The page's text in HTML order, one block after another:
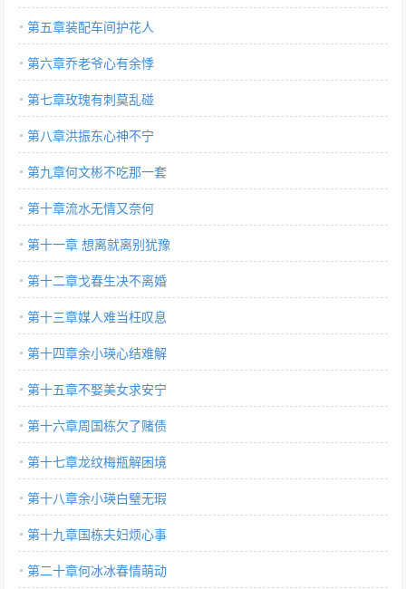
第五章装配车间护花人
第六章乔老爷心有余悸
第七章玫瑰有刺莫乱碰
第八章洪振东心神不宁
第九章何文彬不吃那一套
第十章流水无情又奈何
第十一章 想离就离别犹豫
第十二章戈春生决不离婚
第十三章媒人难当枉叹息
第十四章余小瑛心结难解
第十五章不娶美女求安宁
第十六章周国栋欠了赌债
第十七章龙纹梅瓶解困境
第十八章余小瑛白璧无瑕
第十九章国栋夫妇烦心事
第二十章何冰冰春情萌动